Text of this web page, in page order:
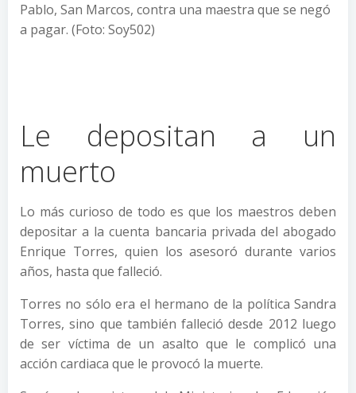
Pablo, San Marcos, contra una maestra que se negó
a pagar. (Foto: Soy502)
Le depositan a un
muerto
Lo más curioso de todo es que los maestros deben
depositar a la cuenta bancaria privada del abogado
Enrique Torres, quien los asesoró durante varios
años, hasta que falleció.
Torres no sólo era el hermano de la política Sandra
Torres, sino que también falleció desde 2012 luego
de ser víctima de un asalto que le complicó una
acción cardiaca que le provocó la muerte.